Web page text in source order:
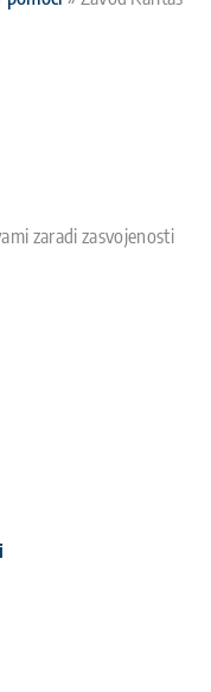
zaradi zasvojenosti